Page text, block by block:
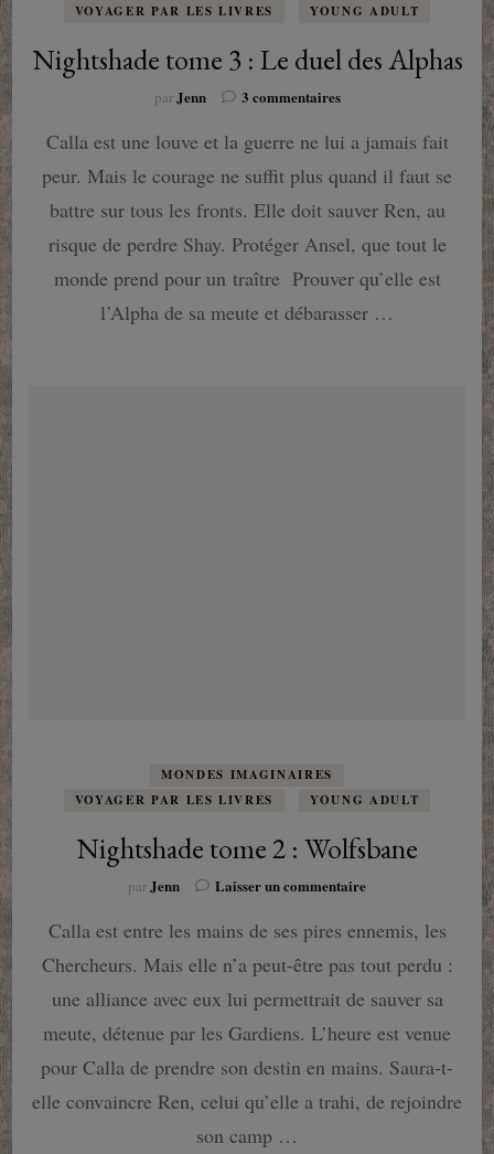
VOYAGER PAR LES LIVRES
YOUNG ADULT
Nightshade tome 3 : Le duel des Alphas
par Jenn 3 commentairessur
tome
:
Le
des
Alphas
Calla est une louve et la guerre ne lui a jamais fait
peur. Mais le courage ne suffit plus quand il faut se
battre sur tous les fronts. Elle doit sauver Ren, au
risque de perdre Shay. Protéger Ansel, que tout le
monde prend pour un traître Prouver qu’elle est
l’Alpha de sa meute et débarasser …
MONDES IMAGINAIRES
VOYAGER PAR LES LIVRES
YOUNG ADULT
Nightshade tome 2 : Wolfsbane
parJenn Laisser un commentairesur
tome
:
Wolfsbane
Calla est entre les mains de ses pires ennemis, les
Chercheurs. Mais elle n’a peut-être pas tout perdu :
une alliance avec eux lui permettrait de sauver sa
meute, détenue par les Gardiens. L’heure est venue
pour Calla de prendre son destin en mains. Saura-t-
elle convaincre Ren, celui qu’elle a trahi, de rejoindre
son camp …